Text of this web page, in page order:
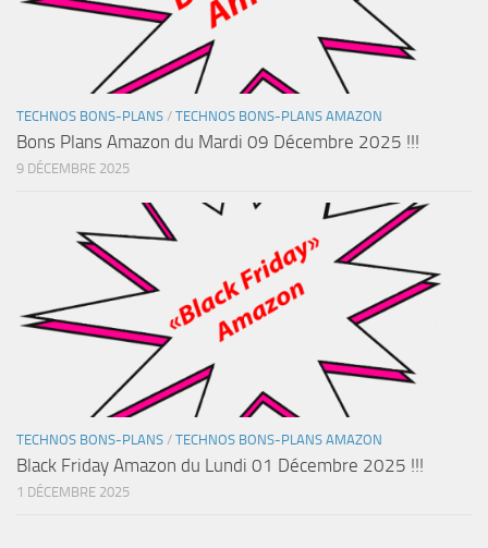
TECHNOS BONS-PLANS / TECHNOS BONS-PLANS AMAZON
Bons Plans Amazon du Mardi 09 Décembre 2025 !!!
9 DÉCEMBRE 2025
TECHNOS BONS-PLANS / TECHNOS BONS-PLANS AMAZON
Black Friday Amazon du Lundi 01 Décembre 2025 !!!
1 DÉCEMBRE 2025